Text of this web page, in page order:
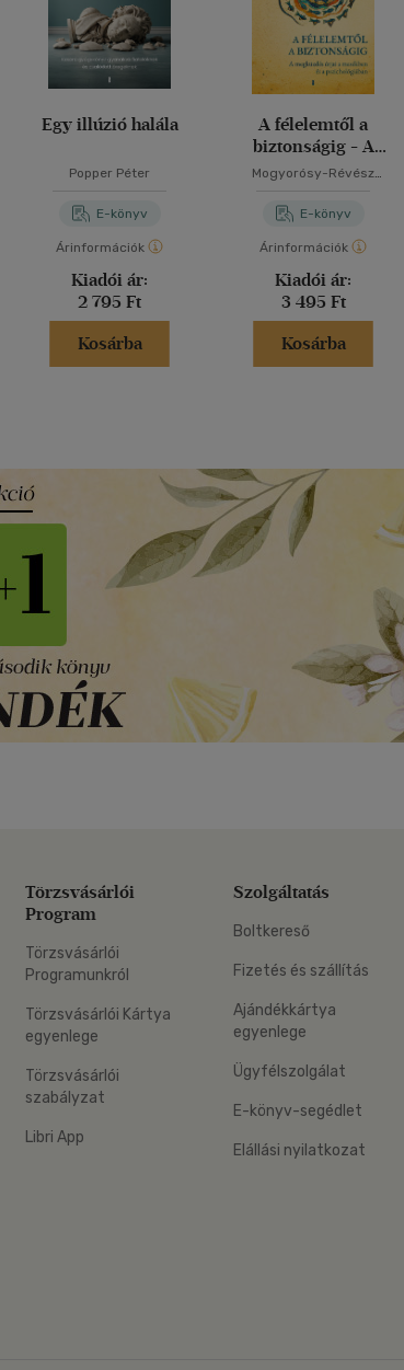
Egy illúzió halála
Popper Péter
E-könyv
Árinformációk
Kiadói ár:
2 795 Ft
Kosárba
A félelemtől a
biztonságig - A
megküzdés útjai a
pszichológiában
Mogyorósy-Révész
E-könyv
Árinformációk
Kiadói ár:
3 495 Ft
Kosárba
Törzsvásárlói
Program
Törzsvásárlói
Programunkról
Törzsvásárlói Kártya
egyenlege
Törzsvásárlói
szabályzat
Libri App
Szolgáltatás
Boltkereső
Fizetés és szállítás
Ajándékkártya
egyenlege
Ügyfélszolgálat
E-könyv-segédlet
Elállási nyilatkozat